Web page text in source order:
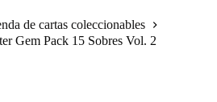
de cartas coleccionables
Gem Pack 15 Sobres Vol. 2